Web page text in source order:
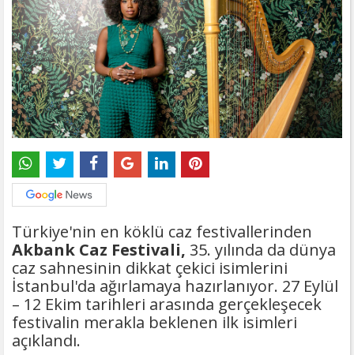
Türkiye'nin en köklü caz festivallerinden
Akbank Caz Festivali, 35. yılında da dünya
caz sahnesinin dikkat çekici isimlerini
İstanbul'da ağırlamaya hazırlanıyor. 27 Eylül
– 12 Ekim tarihleri arasında gerçekleşecek
festivalin merakla beklenen ilk isimleri
açıklandı.